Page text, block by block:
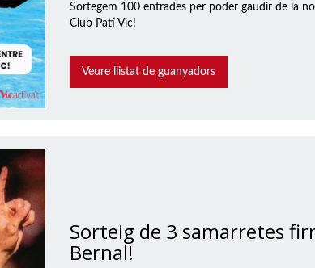
Sortegem 100 entrades per poder gaudir de la
Club Patí Vic!
Veure llistat de guanyadors
Sorteig de 3 samarretes
Bernal!